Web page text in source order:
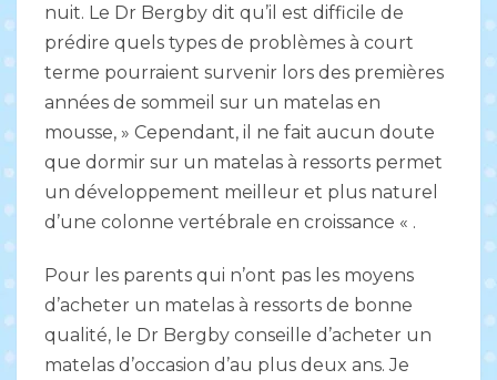
nuit. Le Dr Bergby dit qu’il est difficile de
prédire quels types de problèmes à court
terme pourraient survenir lors des premières
années de sommeil sur un matelas en
mousse, » Cependant, il ne fait aucun doute
que dormir sur un matelas à ressorts permet
un développement meilleur et plus naturel
d’une colonne vertébrale en croissance « .
Pour les parents qui n’ont pas les moyens
d’acheter un matelas à ressorts de bonne
qualité, le Dr Bergby conseille d’acheter un
matelas d’occasion d’au plus deux ans. Je